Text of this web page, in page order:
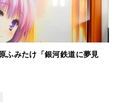
ふみたけ「銀河鉄道に夢見